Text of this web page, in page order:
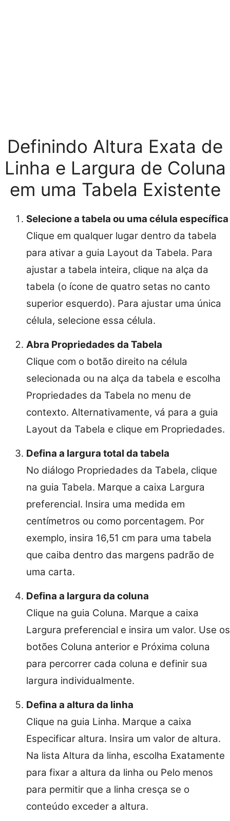
Definindo Altura Exata de
Linha e Largura de Coluna
em uma Tabela Existente
Selecione a tabela ou uma célula específica
Clique em qualquer lugar dentro da tabela
para ativar a guia Layout da Tabela. Para
ajustar a tabela inteira, clique na alça da
tabela (o ícone de quatro setas no canto
superior esquerdo). Para ajustar uma única
célula, selecione essa célula.
Abra Propriedades da Tabela
Clique com o botão direito na célula
selecionada ou na alça da tabela e escolha
Propriedades da Tabela no menu de
contexto. Alternativamente, vá para a guia
Layout da Tabela e clique em Propriedades.
Defina a largura total da tabela
No diálogo Propriedades da Tabela, clique
na guia Tabela. Marque a caixa Largura
preferencial. Insira uma medida em
centímetros ou como porcentagem. Por
exemplo, insira 16,51 cm para uma tabela
que caiba dentro das margens padrão de
uma carta.
Defina a largura da coluna
Clique na guia Coluna. Marque a caixa
Largura preferencial e insira um valor. Use os
botões Coluna anterior e Próxima coluna
para percorrer cada coluna e definir sua
largura individualmente.
Defina a altura da linha
Clique na guia Linha. Marque a caixa
Especificar altura. Insira um valor de altura.
Na lista Altura da linha, escolha Exatamente
para fixar a altura da linha ou Pelo menos
para permitir que a linha cresça se o
conteúdo exceder a altura.